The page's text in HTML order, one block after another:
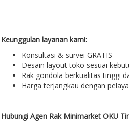
Keunggulan layanan kami:
Konsultasi & survei GRATIS
Desain layout toko sesuai
Rak gondola berkualitas tinggi
Harga terjangkau dengan
Hubungi Agen Rak Minimarket OKU